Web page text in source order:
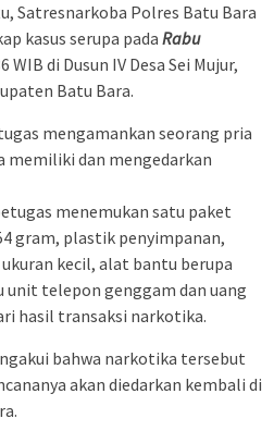
Satresnarkoba Polres Batu Bara
kasus serupa pada Rabu
WIB di Dusun IV Desa Sei Mujur,
Batu Bara.
mengamankan seorang pria
memiliki dan mengedarkan
menemukan satu paket
gram, plastik penyimpanan,
kecil, alat bantu berupa
telepon genggam dan uang
hasil transaksi narkotika.
bahwa narkotika tersebut
akan diedarkan kembali di